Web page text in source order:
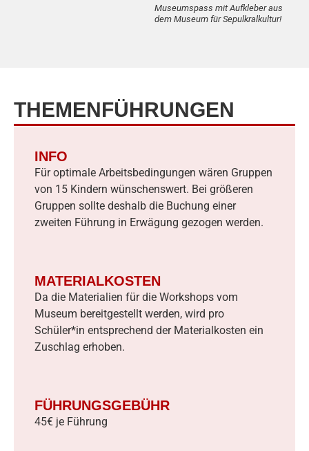
Museumspass mit Aufkleber aus
dem Museum für Sepulkralkultur!
THEMENFÜHRUNGEN
INFO
Für optimale Arbeitsbedingungen wären Gruppen
von 15 Kindern wünschenswert. Bei größeren
Gruppen sollte deshalb die Buchung einer
zweiten Führung in Erwägung gezogen werden.
MATERIALKOSTEN
Da die Materialien für die Workshops vom
Museum bereitgestellt werden, wird pro
Schüler*in entsprechend der Materialkosten ein
Zuschlag erhoben.
FÜHRUNGSGEBÜHR
45€ je Führung